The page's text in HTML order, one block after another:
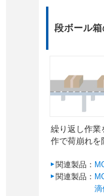
段ボール
繰り返し作業
作で荷崩れを
関連製品：
関連製品：
滴